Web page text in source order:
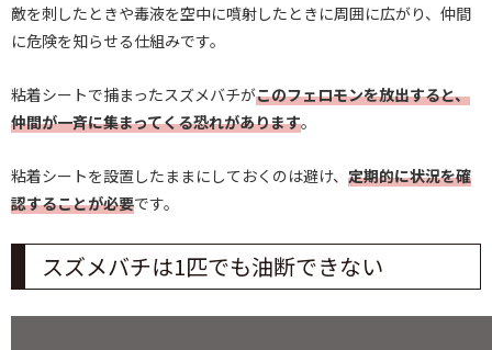
敵を刺したときや毒液を空中に噴射したときに周囲に広がり、仲間
に危険を知らせる仕組みです。
粘着シートで捕まったスズメバチがこのフェロモンを放出すると、
仲間が一斉に集まってくる恐れがあります。
粘着シートを設置したままにしておくのは避け、 定期的に状況を確
認することが必要です。
スズメバチは1匹でも油断できない